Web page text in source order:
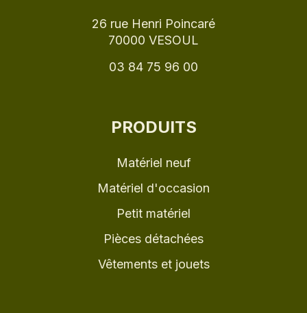
26 rue Henri Poincaré
70000 VESOUL
03 84 75 96 00
PRODUITS
Matériel neuf
Matériel d'occasion
Petit matériel
Pièces détachées
Vêtements et jouets